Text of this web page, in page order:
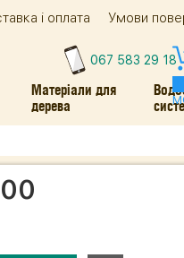
і оплата Умови
067 583 29 18
Матеріали для
дерева